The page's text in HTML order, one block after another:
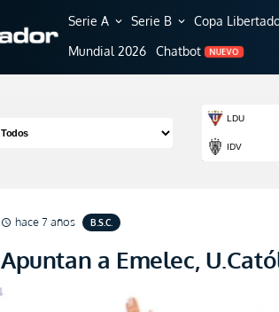
Serie A expand_more Serie B expand_more Copa
Mundial 2026 Chatbot NUEVO
schedule hace 7 años B.S.C.
Apuntan a Emelec,